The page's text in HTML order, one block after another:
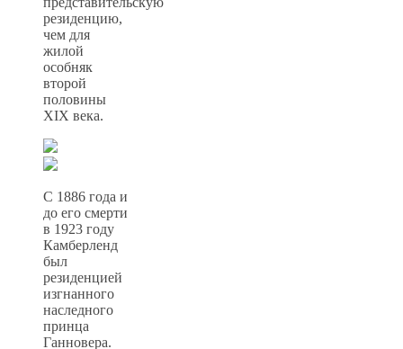
резиденцию,
чем для
жилой
особняк
второй
половины
XIX века.
С 1886 года и
до его смерти
в 1923 году
Камберленд
был
резиденцией
изгнанного
наследного
принца
Ганновера.